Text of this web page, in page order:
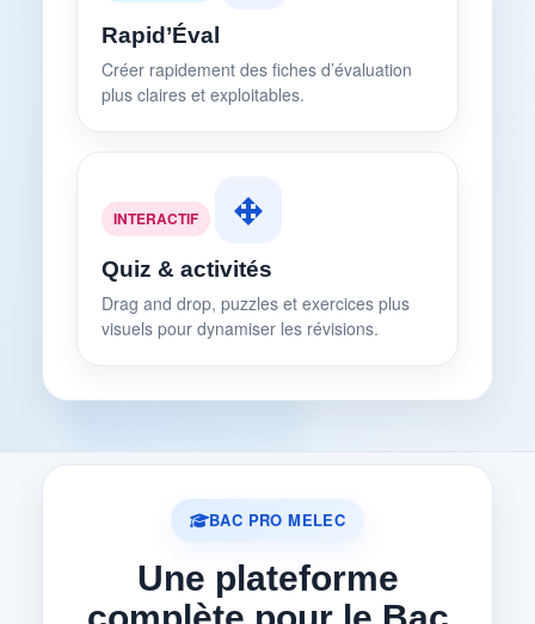
Rapid’Éval
Créer rapidement des fiches d’évaluation
plus claires et exploitables.
INTERACTIF
Quiz & activités
Drag and drop, puzzles et exercices plus
visuels pour dynamiser les révisions.
BAC PRO MELEC
Une plateforme